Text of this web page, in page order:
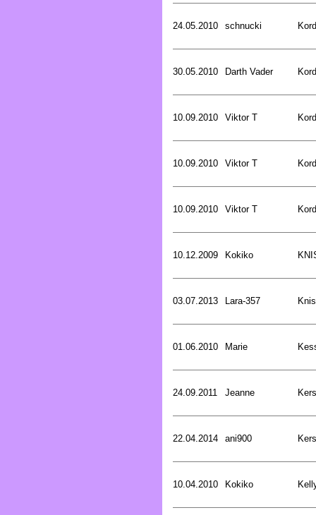
24.05.2010 schnucki
30.05.2010 Darth Vader
10.09.2010 Viktor T
10.09.2010 Viktor T
10.09.2010 Viktor T
10.12.2009 Kokiko
03.07.2013 Lara-357
01.06.2010 Marie
24.09.2011 Jeanne
22.04.2014 ani900
10.04.2010 Kokiko